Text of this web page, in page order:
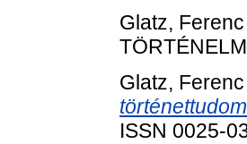
Glatz, Ferenc
Glatz, Ferenc
ISSN 0025-